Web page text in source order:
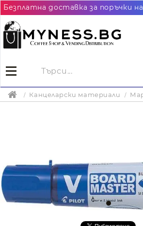
Канцеларски материали